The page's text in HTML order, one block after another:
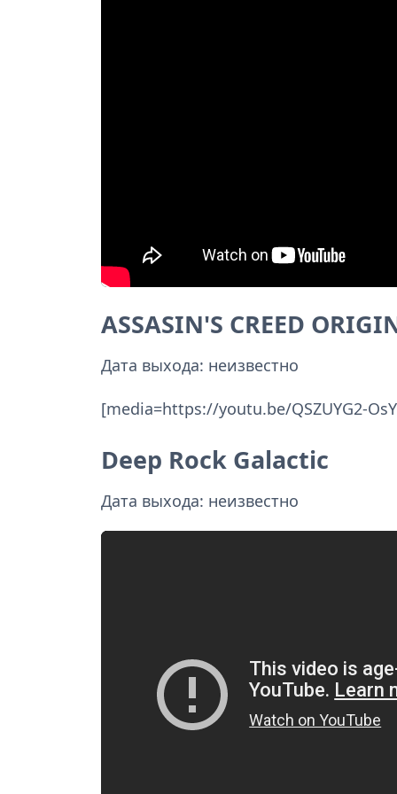
ASSASIN'S CREED
Дата выхода: неизвестно
[media=https://youtu.be/QSZUYG2-
Deep Rock Galactic
Дата выхода: неизвестно